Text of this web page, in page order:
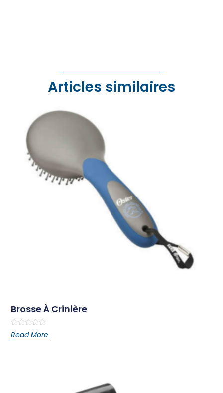
Articles similaires
Brosse À Crinière
Rated
0
Read More